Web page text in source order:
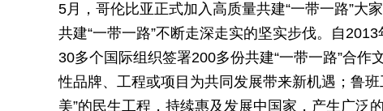
5月，哥伦比亚正式加入高质量共建“一带一路”
共建“一带一路”不断走深走实的坚实步伐。自
30多个国际组织签署200多份共建“一带一路”合
性品牌、工程或项目为共同发展带来新机遇；鲁
美”的民生工程，持续惠及发展中国家，产生广泛